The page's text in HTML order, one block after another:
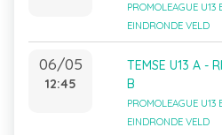
PROMOLEAGUE U13
EINDRONDE VELD
06/05
12:45
TEMSE U13 A -
B
PROMOLEAGUE U13
EINDRONDE VELD